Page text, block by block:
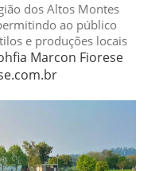
dos Altos Montes
ao público
e produções locais
Marcon Fiorese